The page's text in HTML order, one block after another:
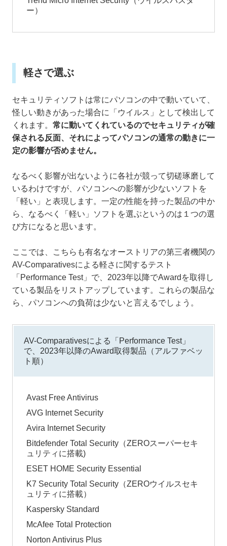
ー）
軽さで選ぶ
セキュリティソフトは常にパソコンの中で動いていて、
怪しい動きがあった場合に「ウイルス」として検出して
くれます。 常に動いてくれているのでセキュリティが確
保される反面、それによってパソコンの通常の動きに一
定の影響が否めません。
なるべく影響が出ないように各社が競って切磋琢磨して
いるわけですが、パソコンへの影響が少ないソフトを
「軽い」と表現します。一定の性能を持った製品の中か
ら、なるべく「軽い」ソフトを選ぶというのは１つの選
び方になると思います。
ここでは、こちらも有名なオーストリアの第三者機関の
AV-Comparativesによる軽さに関するテスト
「Performance Test」で、2023年以降でAwardを取得し
ている製品をリストアップしています。これらの製品な
ら、パソコンへの負荷は少ないと言えるでしょう。
AV-Comparativesによる「Performance Test」
で、2023年以降のAward取得製品（アルファベッ
ト順）
Avast Free Antivirus
AVG Internet Security
Avira Internet Security
Bitdefender Total Security（ZEROスーパーセキ
ュリティに搭載)
ESET HOME Security Essential
K7 Security Total Security（ZEROウイルスセキ
ュリティに搭載）
Kaspersky Standard
McAfee Total Protection
Norton Antivirus Plus